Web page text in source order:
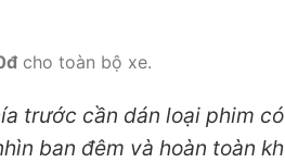
cho toàn bộ xe.
trước cần dán loại phim
ban đêm và hoàn toàn